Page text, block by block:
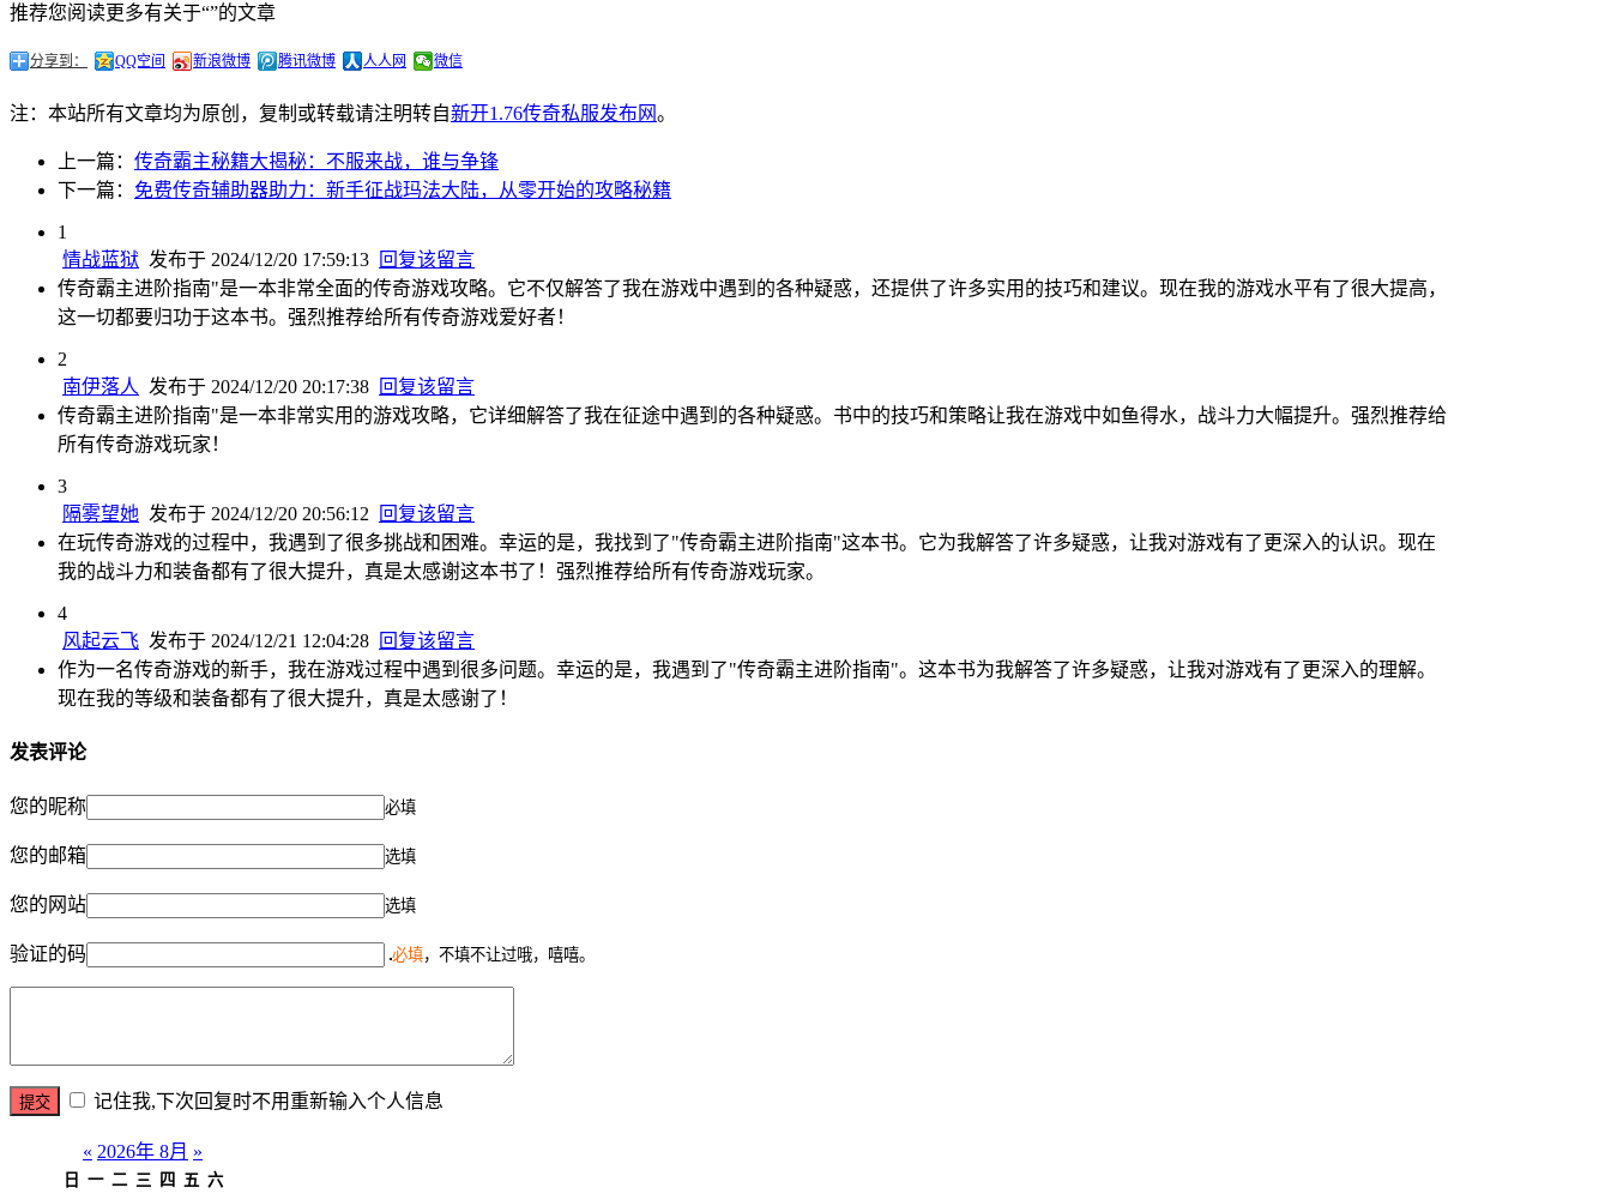
推荐您阅读更多有关于“”的文章
分享到： QQ空间 新浪微博 腾讯微博 人人网 微信
注：本站所有文章均为原创，复制或转载请注明转自新开1.76传奇私服发布网。
上一篇： 传奇霸主秘籍大揭秘：不服来战，谁与争锋
下一篇： 免费传奇辅助器助力：新手征战玛法大陆，从零开始的攻略秘籍
1
情战蓝狱 发布于 2024/12/20 17:59:13 回复该留言
传奇霸主进阶指南"是一本非常全面的传奇游戏攻略。它不仅解答了我在游戏中遇到的各种疑惑，还提供了许多实用的技巧和建议。现在我的游戏水平有了很大提高，
这一切都要归功于这本书。强烈推荐给所有传奇游戏爱好者！
2
南伊落人
发布于 2024/12/20 20:17:38 回复该留言
传奇霸主进阶指南"是一本非常实用的游戏攻略，它详细解答了我在征途中遇到的各种疑惑。书中的技巧和策略让我在游戏中如鱼得水，战斗力大幅提升。强烈推荐给
所有传奇游戏玩家！
3
隔雾望她 发布于 2024/12/20 20:56:12
回复该留言
在玩传奇游戏的过程中，我遇到了很多挑战和困难。幸运的是，我找到了"传奇霸主进阶指南"这本书。它为我解答了许多疑惑，让我对游戏有了更深入的认识。现在
我的战斗力和装备都有了很大提升，真是太感谢这本书了！强烈推荐给所有传奇游戏玩家。
4
风起云飞 发布于 2024/12/21 12:04:28 回复该留言
作为一名传奇游戏的新手，我在游戏过程中遇到很多问题。幸运的是，我遇到了"传奇霸主进阶指南"。这本书为我解答了许多疑惑，让我对游戏有了更深入的理解。
现在我的等级和装备都有了很大提升，真是太感谢了！
发表评论
您的昵称 必填
您的邮箱 选填
您的网站 选填
验证的码 必填，不填不让过哦，嘻嘻。
记住我,下次回复时不用重新输入个人信息
« 2026年 8月 »
日 一 二 三 四 五 六